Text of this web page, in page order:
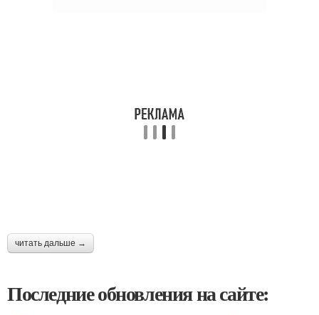
читать дальше →
Последние обновления на сайте: